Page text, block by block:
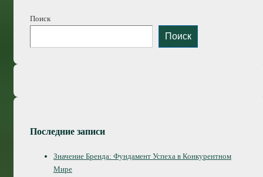
Поиск
Поиск
Последние записи
Значение Бренда: Фундамент Успеха в Конкурентном
Мире